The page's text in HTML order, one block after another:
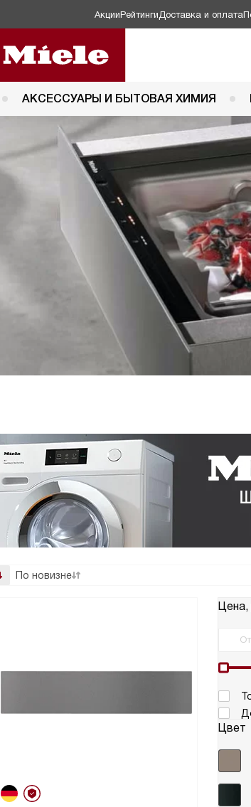
АкцииРейтинги Доставка и оплата
АКСЕССУАРЫ И БЫТОВАЯ ХИМИЯ
По новизне
Цена,
Цвет